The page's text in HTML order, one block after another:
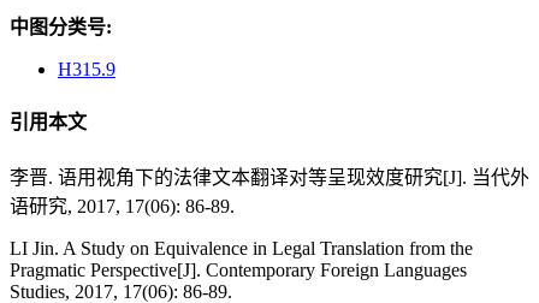
中图分类号:
H315.9
引用本文
李晋. 语用视角下的法律文本翻译对等呈现效度研究[J]. 当代外
语研究, 2017, 17(06): 86-89.
LI Jin. A Study on Equivalence in Legal Translation from the
Pragmatic Perspective[J]. Contemporary Foreign Languages
Studies, 2017, 17(06): 86-89.